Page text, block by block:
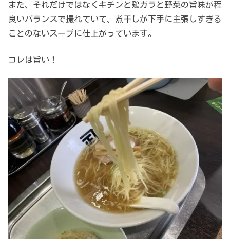
また、それだけではなくキチンと鶏ガラと野菜の旨味が程
良いバランスで撮れていて、煮干しが下手に主張しすぎる
ことのないスープに仕上がっています。
コレは旨い！